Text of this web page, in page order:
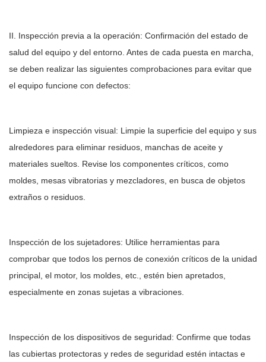
II. Inspección previa a la operación: Confirmación del estado de
salud del equipo y del entorno. Antes de cada puesta en marcha,
se deben realizar las siguientes comprobaciones para evitar que
el equipo funcione con defectos:
Limpieza e inspección visual: Limpie la superficie del equipo y sus
alrededores para eliminar residuos, manchas de aceite y
materiales sueltos. Revise los componentes críticos, como
moldes, mesas vibratorias y mezcladores, en busca de objetos
extraños o residuos.
Inspección de los sujetadores: Utilice herramientas para
comprobar que todos los pernos de conexión críticos de la unidad
principal, el motor, los moldes, etc., estén bien apretados,
especialmente en zonas sujetas a vibraciones.
Inspección de los dispositivos de seguridad: Confirme que todas
las cubiertas protectoras y redes de seguridad estén intactas e